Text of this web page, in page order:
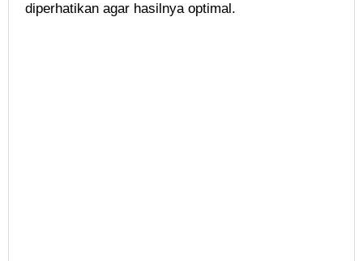
diperhatikan agar hasilnya optimal.